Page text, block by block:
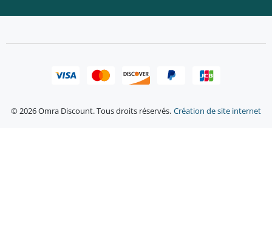
© 2026 Omra Discount. Tous droits réservés. Création de site internet